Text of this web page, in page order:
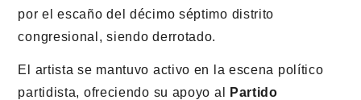
por el escaño del décimo séptimo distrito
congresional, siendo derrotado.
El artista se mantuvo activo en la escena político
partidista, ofreciendo su apoyo al
Partido